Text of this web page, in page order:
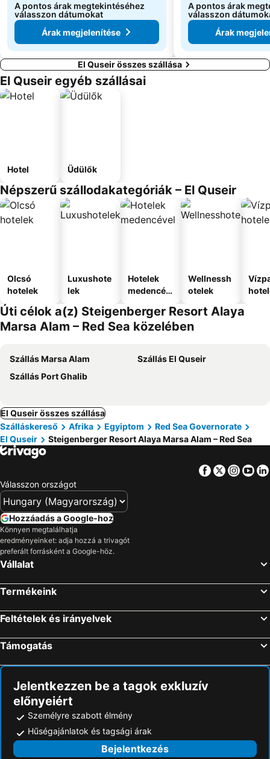
A pontos árak megtekintéséhez
válasszon dátumokat
Árak megjelenítése
A pontos árak
válasszon
Árak
El Quseir összes szállása
El Quseir egyéb szállásai
Hotel Üdülők
Népszerű szállodakategóriák – El Quseir
Olcsó
hotelek
Luxushote
lek
Hotelek
medencév
Wellnessh
otelek
Úti célok a(z) Steigenberger Resort Alaya
Marsa Alam – Red Sea közelében
Szállás Marsa Alam
Szállás El Quseir
Szállás Port Ghalib
El Quseir összes szállása
Szálláskereső
Afrika Egyiptom
Red Sea Governorate
El Quseir
Steigenberger Resort Alaya Marsa Alam – Red Sea
Facebook
Twitter
Válasszon országot
Hozzáadás a Google-hoz
Könnyen megtalálhatja
eredményeinket: adja hozzá a trivagót
preferált forrásként a Google-höz.
Vállalat
Termékeink
Feltételek és irányelvek
Támogatás
Jelentkezzen be a tagok exkluzív
előnyeiért
Személyre szabott élmény
Hűségajánlatok és tagsági árak
Bejelentkezés